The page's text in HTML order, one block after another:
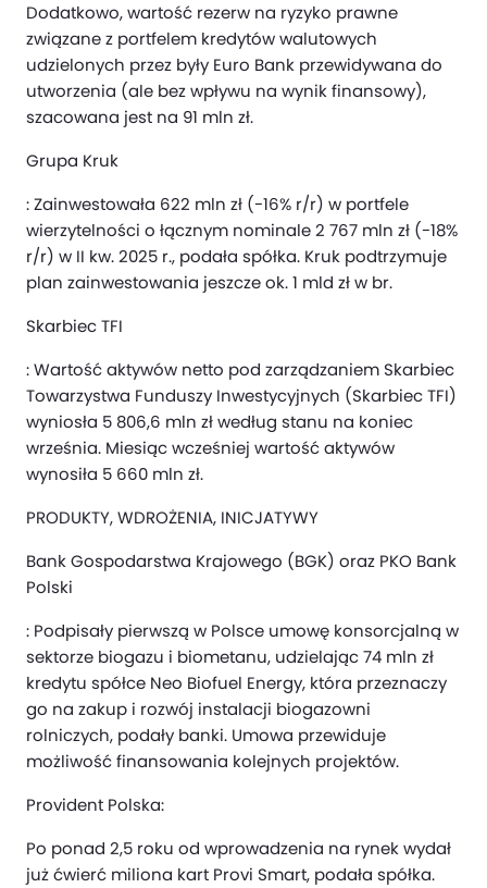
Dodatkowo, wartość rezerw na ryzyko prawne
związane z portfelem kredytów walutowych
udzielonych przez były Euro Bank przewidywana do
utworzenia (ale bez wpływu na wynik finansowy),
szacowana jest na 91 mln zł.
Grupa Kruk
: Zainwestowała 622 mln zł (-16% r/r) w portfele
wierzytelności o łącznym nominale 2 767 mln zł (-18%
r/r) w II kw. 2025 r., podała spółka. Kruk podtrzymuje
plan zainwestowania jeszcze ok. 1 mld zł w br.
Skarbiec TFI
: Wartość aktywów netto pod zarządzaniem Skarbiec
Towarzystwa Funduszy Inwestycyjnych (Skarbiec TFI)
wyniosła 5 806,6 mln zł według stanu na koniec
września. Miesiąc wcześniej wartość aktywów
wynosiła 5 660 mln zł.
PRODUKTY, WDROŻENIA, INICJATYWY
Bank Gospodarstwa Krajowego (BGK) oraz PKO Bank
Polski
: Podpisały pierwszą w Polsce umowę konsorcjalną w
sektorze biogazu i biometanu, udzielając 74 mln zł
kredytu spółce Neo Biofuel Energy, która przeznaczy
go na zakup i rozwój instalacji biogazowni
rolniczych, podały banki. Umowa przewiduje
możliwość finansowania kolejnych projektów.
Provident Polska:
Po ponad 2,5 roku od wprowadzenia na rynek wydał
już ćwierć miliona kart Provi Smart, podała spółka.